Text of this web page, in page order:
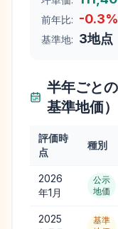
前年比: -0.3%
基準地: 3地点
半年ごと
基準地価）
評価時
点
種別
2026
年1月
公示
地価
2025
基準